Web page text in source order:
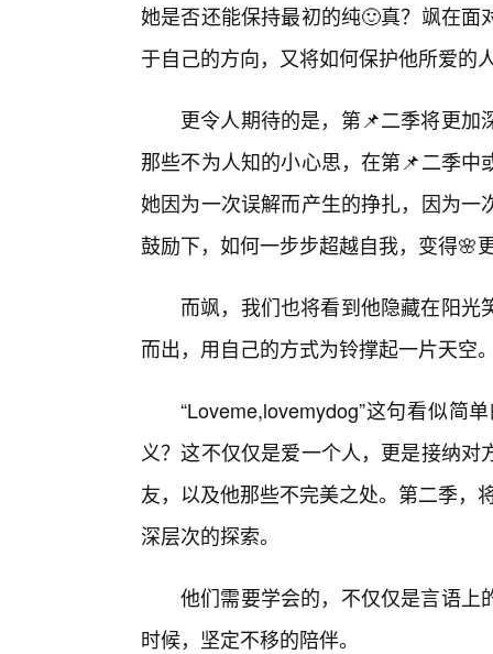
她是否还能保持最初的纯🙂真？飒在
于自己的方向，又将如何保护他所爱的
更令人期待的是，第📌二季将更
那些不为人知的小心思，在第📌二季
她因为一次误解而产生的挣扎，因为
鼓励下，如何一步步超越自我，变得🌸
而飒，我们也将看到他隐藏在阳
而出，用自己的方式为铃撑起一片天空
“Loveme,lovemydog”这句看似简
义？这不仅仅是爱一个人，更是接纳
友，以及他那些不完美之处。第二季，
深层次的探索。
他们需要学会的，不仅仅是言语上
时候，坚定不移的陪伴。